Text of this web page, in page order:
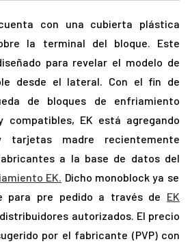
con una cubierta plástica
la terminal del bloque. Este
para revelar el modelo de
desde el lateral. Con el fin de
de bloques de enfriamiento
compatibles, EK está agregando
madre recientemente
a la base de datos del
EK. Dicho monoblock ya se
para pre pedido a través de EK
autorizados. El precio
por el fabricante (PVP) con